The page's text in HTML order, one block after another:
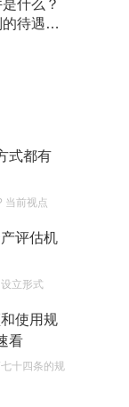
什么？
经营权
事人的
什么？
待遇？
式都有
当前视点
评估机
立形式
使用规
看
十四条的规